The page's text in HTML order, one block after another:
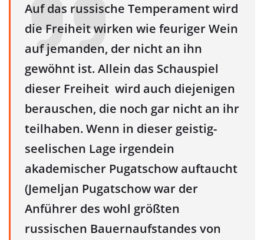
Auf das russische Temperament wird
die Freiheit wirken wie feuriger Wein
auf jemanden, der nicht an ihn
gewöhnt ist. Allein das Schauspiel
dieser Freiheit wird auch diejenigen
berauschen, die noch gar nicht an ihr
teilhaben. Wenn in dieser geistig-
seelischen Lage irgendein
akademischer Pugatschow auftaucht
(Jemeljan Pugatschow war der
Anführer des wohl größten
russischen Bauernaufstandes von